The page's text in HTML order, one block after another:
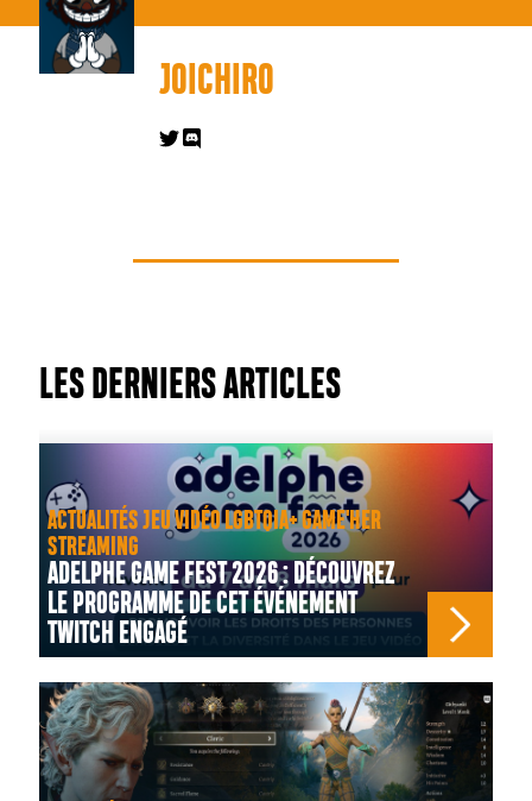
JOICHIRO
LES DERNIERS ARTICLES
ACTUALITÉS JEU VIDÉO LGBTQIA+ GAME'HER
STREAMING
ADELPHE GAME FEST 2026 : DÉCOUVREZ
LE PROGRAMME DE CET ÉVÉNEMENT
TWITCH ENGAGÉ